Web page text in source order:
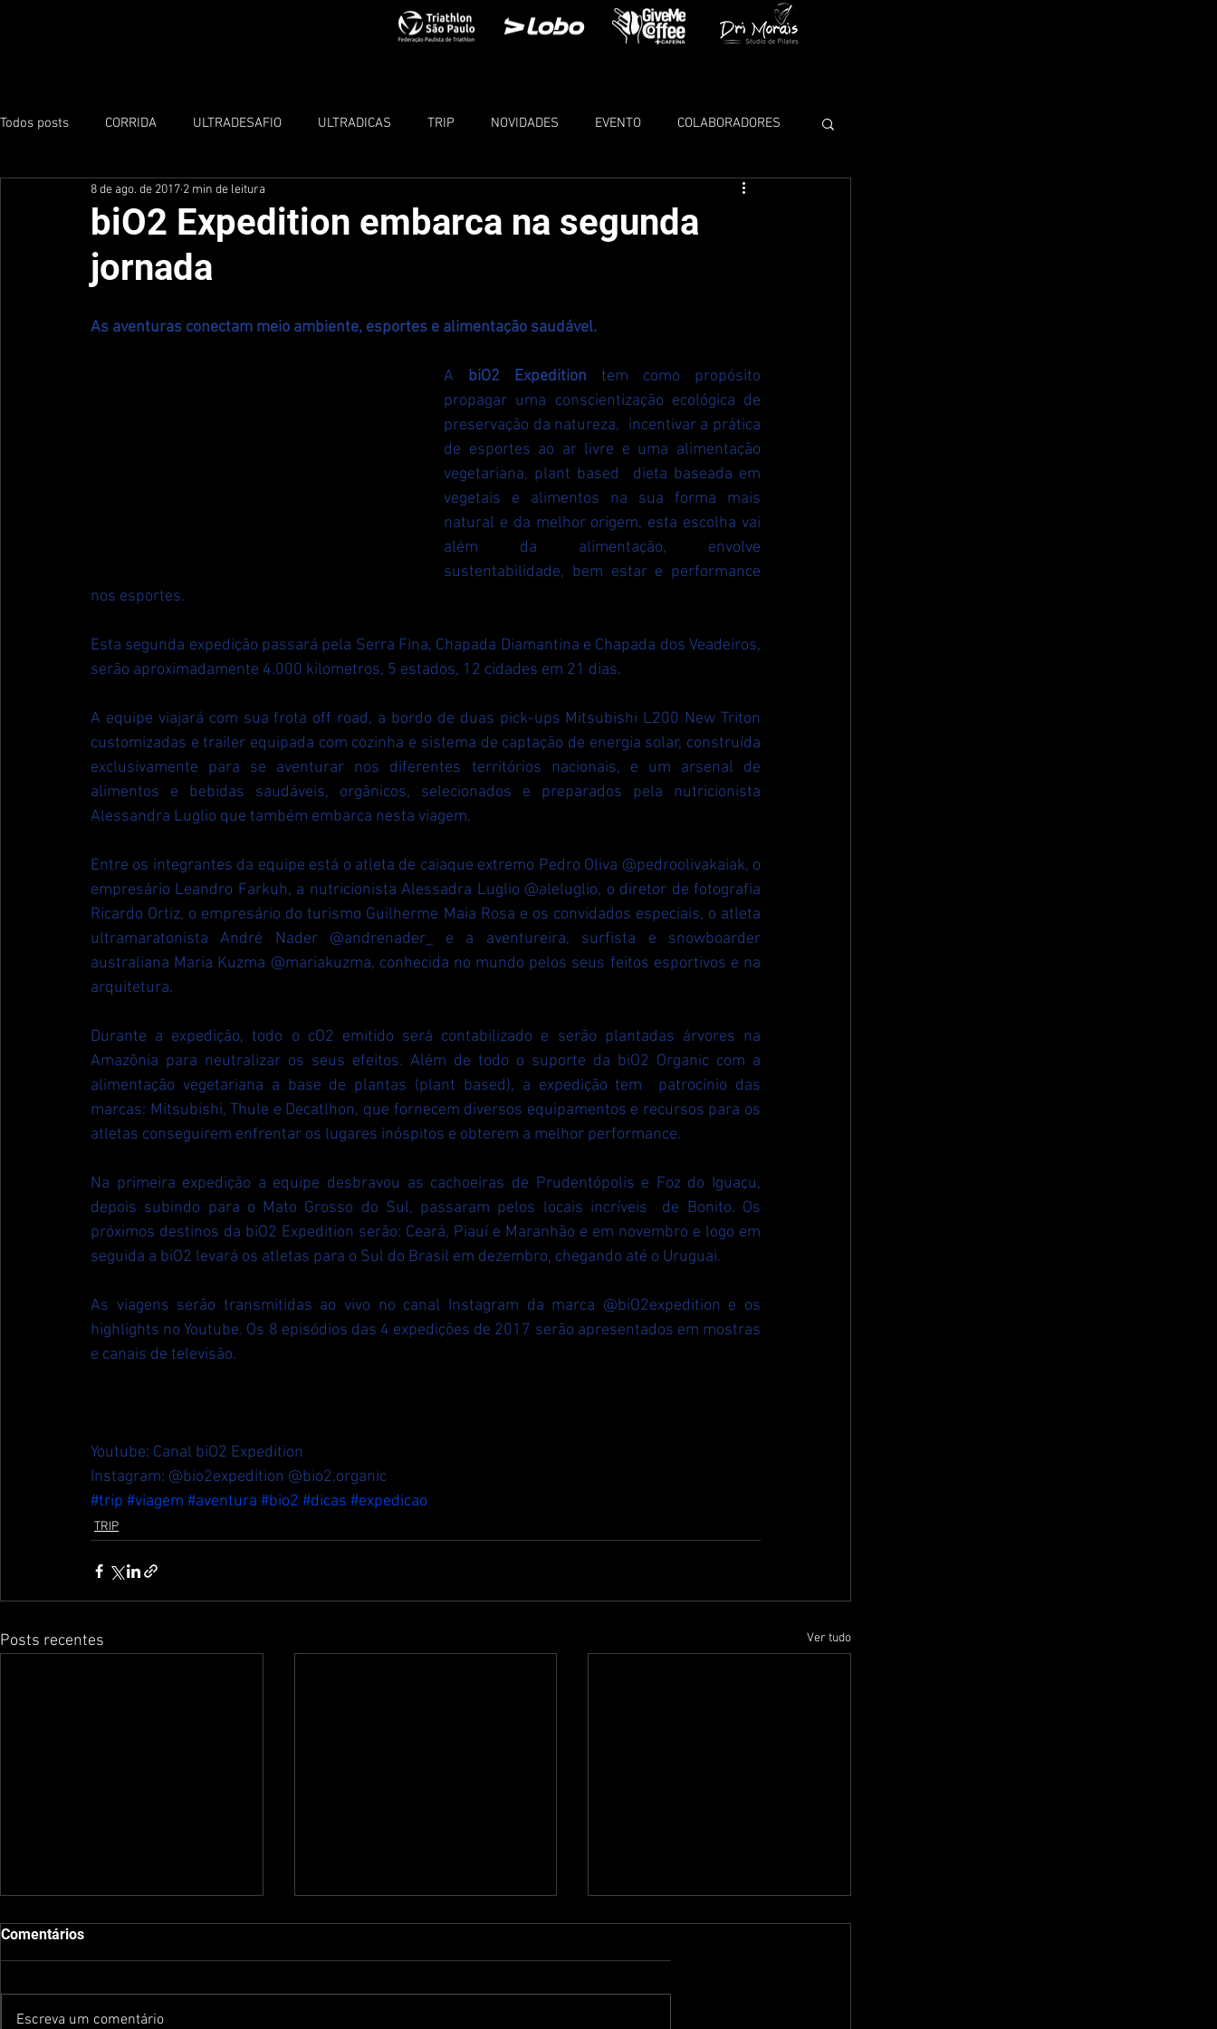
Todos posts CORRIDA ULTRADESAFIO ULTRADICAS TRIP NOVIDADES EVENTO COLABORADORES
TRIATHLON
biO2 Expedition embarca na segunda
jornada
8 de ago. de 2017 2 min de leitura
As aventuras conectam meio ambiente, esportes e alimentação saudável.
A biO2 Expedition tem como propósito
propagar uma conscientização ecológica de
preservação da natureza,  incentivar a prática
de esportes ao ar livre e uma alimentação
vegetariana, plant based  dieta baseada em
vegetais e alimentos na sua forma mais
natural e da melhor origem, esta escolha vai
além da alimentação, envolve
sustentabilidade, bem estar e performance
nos esportes.
Esta segunda expedição passará pela Serra Fina, Chapada Diamantina e Chapada dos Veadeiros,
serão aproximadamente 4.000 kilometros, 5 estados, 12 cidades em 21 dias.
A equipe viajará com sua frota off road, a bordo de duas pick-ups Mitsubishi L200 New Triton
customizadas e trailer equipada com cozinha e sistema de captação de energia solar, construída
exclusivamente para se aventurar nos diferentes territórios nacionais, e um arsenal de
alimentos e bebidas saudáveis, orgânicos, selecionados e preparados pela nutricionista
Alessandra Luglio que também embarca nesta viagem.
Entre os integrantes da equipe está o atleta de caiaque extremo Pedro Oliva @pedroolivakaiak, o
empresário Leandro Farkuh, a nutricionista Alessadra Luglio @aleluglio, o diretor de fotografia
Ricardo Ortiz, o empresário do turismo Guilherme Maia Rosa e os convidados especiais, o atleta
ultramaratonista André Nader @andrenader_ e a aventureira, surfista e snowboarder
australiana Maria Kuzma @mariakuzma, conhecida no mundo pelos seus feitos esportivos e na
arquitetura.
Durante a expedição, todo o cO2 emitido será contabilizado e serão plantadas árvores na
Amazônia para neutralizar os seus efeitos. Além de todo o suporte da biO2 Organic com a
alimentação vegetariana a base de plantas (plant based), a expedição tem  patrocínio das
marcas: Mitsubishi, Thule e Decatlhon, que fornecem diversos equipamentos e recursos para os
atletas conseguirem enfrentar os lugares inóspitos e obterem a melhor performance.
Na primeira expedição a equipe desbravou as cachoeiras de Prudentópolis e Foz do Iguaçu,
depois subindo para o Mato Grosso do Sul, passaram pelos locais incríveis  de Bonito. Os
próximos destinos da biO2 Expedition serão: Ceará, Piauí e Maranhão e em novembro e logo em
seguida a biO2 levará os atletas para o Sul do Brasil em dezembro, chegando até o Uruguai.
As viagens serão transmitidas ao vivo no canal Instagram da marca @biO2expedition e os
highlights no Youtube. Os 8 episódios das 4 expedições de 2017 serão apresentados em mostras
e canais de televisão.
Youtube: Canal biO2 Expedition
Instagram: @bio2expedition @bio2.organic
#trip #viagem #aventura #bio2 #dicas #expedicao
TRIP
Posts recentes Ver tudo
Comentários
Escreva um comentário